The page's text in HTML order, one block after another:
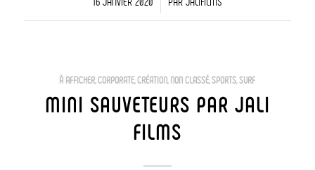
À AFFICHER,CORPORATE,CRÉATION,NON CLASSÉ,SPORTS,SURF
MINI SAUVETEURS PAR JALI
FILMS